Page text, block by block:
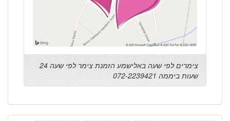
צימרים לפי שעה באלישמע הזמנת צימר לפי שעה 24
שעות ביממה 072-2239421